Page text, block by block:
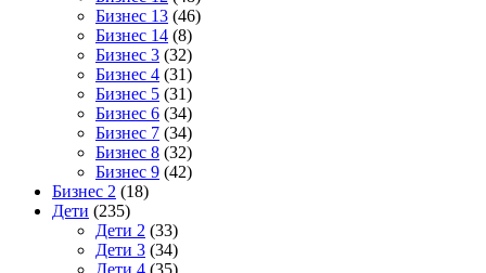
Бизнес 13 (46)
Бизнес 14 (8)
Бизнес 3 (32)
Бизнес 4 (31)
Бизнес 5 (31)
Бизнес 6 (34)
Бизнес 7 (34)
Бизнес 8 (32)
Бизнес 9 (42)
Бизнес 2 (18)
Дети (235)
Дети 2 (33)
Дети 3 (34)
Дети 4 (35)